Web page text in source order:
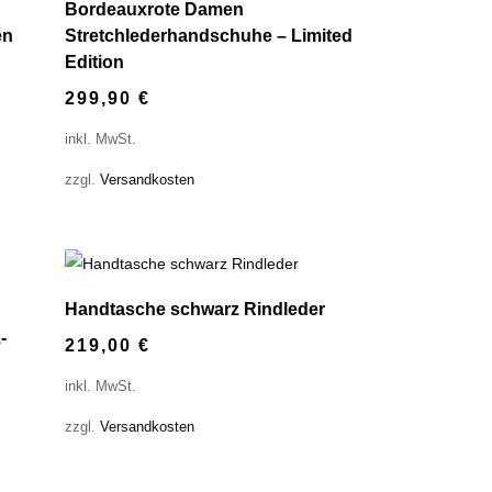
Bordeauxrote Damen
Stretchlederhandschuhe – Limited
Edition
299,90€
inkl. MwSt.
zzgl.Versandkosten
Handtasche schwarz Rindleder
219,00€
inkl. MwSt.
zzgl.Versandkosten